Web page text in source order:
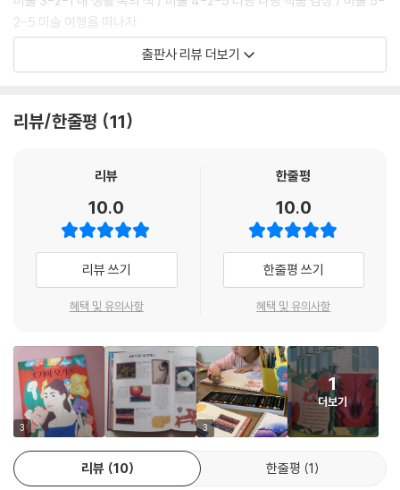
2-5 미술 여행을 떠나자
국어 1-2-10 인물의 말과 행동을 상상해요 / 국어 2-1-3 마음을 나누어
요 / 국어 2-2-4 인물의 마음을 짐작해요
려 냈다. _커커스 리뷰
‘모두의 예술가’는 위대한 명작 속에 담겨 있는 예술가의 삶을 알아보는 지
아 오키프…… 이름만 들어도 설레는 예술가와 대표작을 모두 만나 볼 수
‘모두의 예술가’ 시리즈는 예술가의 일대기를 시기별 대표작과 함께 보여
줍니다. 이를 통해 그 그림을 그릴 때 예술가가 어떤 상황에 처해 있었는지,
어떤 감정을 느끼고 있었는지 생생하게 전해 주지요. 책의 마지막 장에는
‘모두의 예술가’ 시리즈 네 번째 책에서는 ‘꽃과 사막의 화가’ 조지아 오키
프의 삶과 그림 이야기를 들려줍니다.
‘세계에서 가장 비싼 미술 작품을 그린 여자 화가’, ‘미국에서 가장 사랑받
는 화가’, ‘미국 모더니즘의 선구자’
조지아 오키프를 수식하는 말들은 하나같이 화려합니다. 그러나 조지아 오
출판사 리뷰 더보기
리뷰/한줄평 11
리뷰
10.0
리뷰 쓰기
혜택 및 유의사항
한줄평
10.0
한줄평 쓰기
혜택 및 유의사항
3 3
1
더보기
리뷰 10 한줄평 1